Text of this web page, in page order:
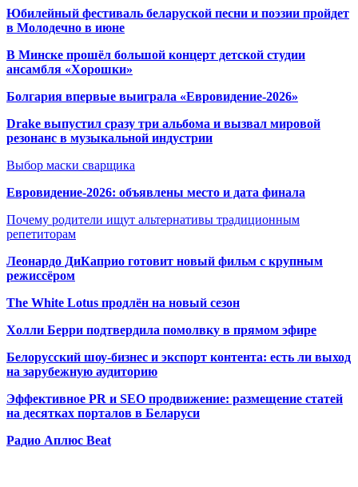
Юбилейный фестиваль беларуской песни и поэзии пройдет
в Молодечно в июне
В Минске прошёл большой концерт детской студии
ансамбля «Хорошки»
Болгария впервые выиграла «Евровидение-2026»
Drake выпустил сразу три альбома и вызвал мировой
резонанс в музыкальной индустрии
Выбор маски сварщика
Евровидение-2026: объявлены место и дата финала
Почему родители ищут альтернативы традиционным
репетиторам
Леонардо ДиКаприо готовит новый фильм с крупным
режиссёром
The White Lotus продлён на новый сезон
Холли Берри подтвердила помолвку в прямом эфире
Белорусский шоу-бизнес и экспорт контента: есть ли выход
на зарубежную аудиторию
Эффективное PR и SEO продвижение: размещение статей
на десятках порталов в Беларуси
Радио Аплюс Beat